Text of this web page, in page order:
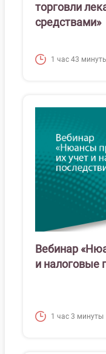
торговли
средствами»
1 час 43
Вебинар
и налоговые
1 час 3 минуты